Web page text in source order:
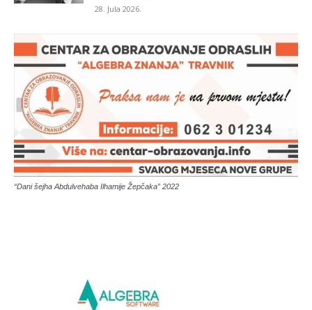
28. Jula 2026.
“Dani šejha Abdulvehaba Ilhamije Žepčaka” 2022